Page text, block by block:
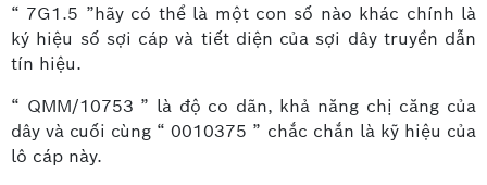
“ 7G1.5 ”hãy có thể là một con số nào khác chính là
ký hiệu số sợi cáp và tiết diện của sợi dây truyền dẫn
tín hiệu.
“ QMM/10753 ” là độ co dãn, khả năng chị căng của
dây và cuối cùng “ 0010375 ” chắc chắn là kỹ hiệu của
lô cáp này.